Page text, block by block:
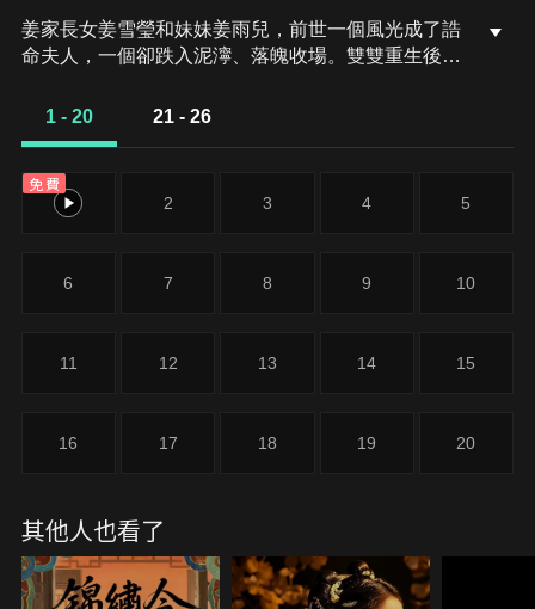
姜家長女姜雪瑩和妹妹姜雨兒，前世一個風光成了誥
命夫人，一個卻跌入泥濘、落魄收場。雙雙重生後，
姜雨兒強行換嫁，令姊妹關係再起波瀾。姜雪瑩重新
露反派陰謀。
1 - 20 21 - 26
免費
1 2 3 4 5
6 7 8 9 10
11 12 13 14 15
16 17 18 19 20
其他人也看了